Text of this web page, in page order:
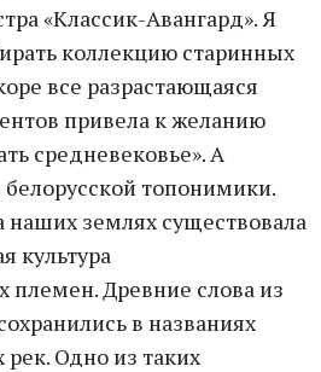
«Классик-Авангард». Я
коллекцию старинных
все разрастающаяся
привела к желанию
средневековье». А
топонимики.
наших землях существовала
культура
племен. Древние слова из
в названиях
рек. Одно из таких